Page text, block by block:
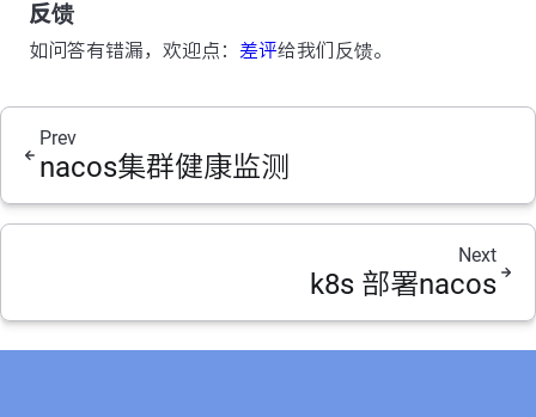
反馈
如问答有错漏，欢迎点： 差评给我们反馈。
Prev
nacos集群健康监测
Next
k8s 部署nacos